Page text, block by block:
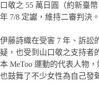
口敬之 55 萬日圓（約新臺
年 7/8 定讞，維持二審判決。
伊藤詩織在受害 7 年、訴訟
疑，也受到山口敬之支持者
本 MeToo 運動的代表人物
也鼓舞了不少女性為自己發